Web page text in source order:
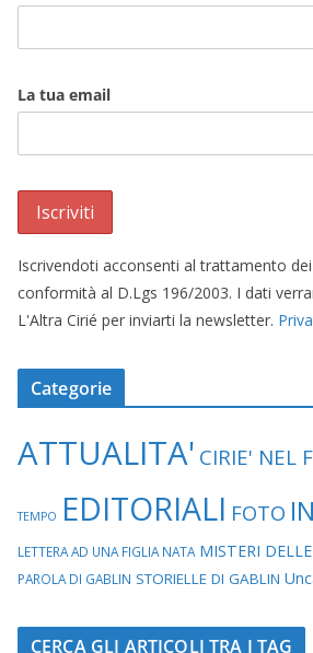
La tua email
Iscrivendoti acconsenti al trattamento
conformità al D.Lgs 196/2003. I dati
L'Altra Cirié per inviarti la newsletter.
Categorie
ATTUALITA' CIRIE' NEL
TEMPO EDITORIALI FOTO
LETTERA AD UNA FIGLIA NATA MISTERI
PAROLA DI GABLIN STORIELLE DI GABLIN
CERCA GLI ARTICOLI TRA I TAG